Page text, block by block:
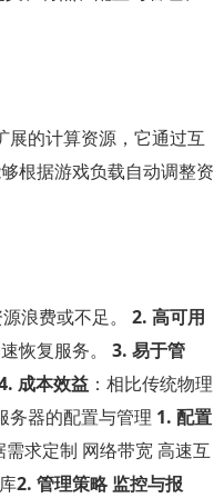
的计算资源，它通过互
根据游戏负载自动调整资
浪费或不足。 2. 高可用
恢复服务。 3. 易于管
成本效益 ：相比传统物理
务器的配置与管理 1. 配置
求定制 网络带宽 高速互
2. 管理策略 监控与报